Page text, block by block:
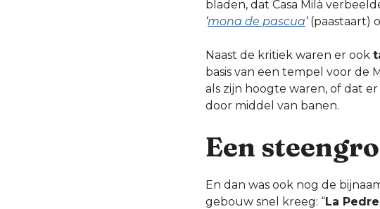
bladen, dat Casa Milà
‘mona de pascua‘(paastaart)
Naast de kritiek waren er ook
basis van een tempel voor de
als zijn hoogte waren, of dat
door middel van banen.
Een
En dan was ook nog de
gebouw snel kreeg: “La